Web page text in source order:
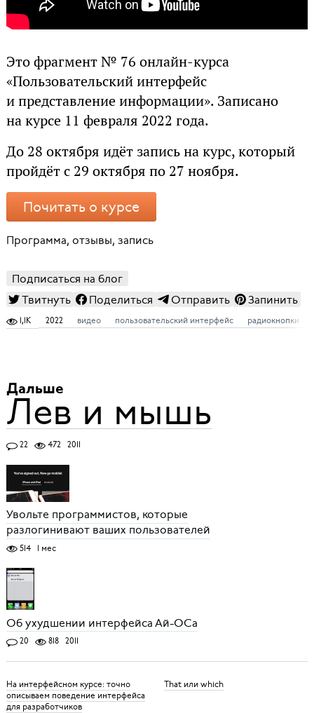
Это фрагмент № 76 онлайн-курса
«Пользовательский интерфейс
и представление информации». Записано
на курсе 11 февраля 2022 года.
До 28 октября идёт запись на курс, который
пройдёт с 29 октября по 27 ноября.
Почитать о курсе
Программа, отзывы, запись
Подписаться на блог
Твитнуть
Поделиться Отправить Запинить
1,1K 2022 видео пользовательский интерфейс радиокнопки
Дальше
Лев и мышь
22 472 2011
Увольте программистов, которые
разлогинивают ваших пользователей
514 1 мес
Об ухудшении интерфейса Ай-ОСа
20 818 2011
На интерфейсном курсе: точно
описываем поведение интерфейса
для разработчиков
That или which